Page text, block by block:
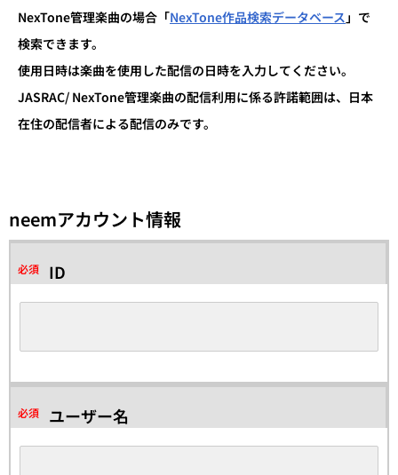
NexTone管理楽曲の場合「NexTone作品検索データベース」で
検索できます。
使用日時は楽曲を使用した配信の日時を入力してください。
JASRAC/ NexTone管理楽曲の配信利用に係る許諾範囲は、日本
在住の配信者による配信のみです。
neemアカウント情報
必須 ID
必須 ユーザー名